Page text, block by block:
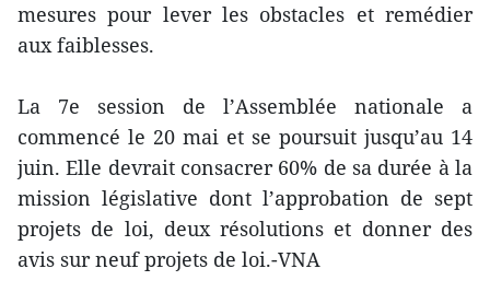
mesures pour lever les obstacles et remédier
aux faiblesses.
La 7e session de l’Assemblée nationale a
commencé le 20 mai et se poursuit jusqu’au 14
juin. Elle devrait consacrer 60% de sa durée à la
mission législative dont l’approbation de sept
projets de loi, deux résolutions et donner des
avis sur neuf projets de loi.-VNA